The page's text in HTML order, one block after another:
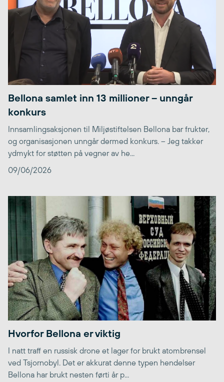
Bellona samlet inn 13 millioner – unngår
konkurs
Innsamlingsaksjonen til Miljøstiftelsen Bellona bar frukter,
og organisasjonen unngår dermed konkurs. – Jeg takker
ydmykt for støtten på vegner av he...
09/06/2026
Hvorfor Bellona er viktig
I natt traff en russisk drone et lager for brukt atombrensel
ved Tsjornobyl. Det er akkurat denne typen hendelser
Bellona har brukt nesten førti år p...